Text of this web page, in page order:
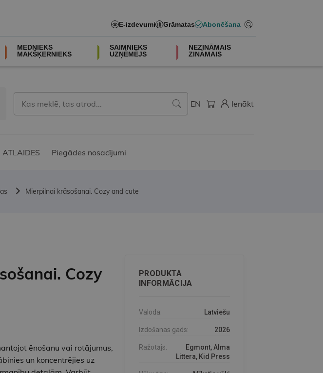
E-izdevumi Grāmatas Abonēšana
MEDNIEKS
MAKŠĶERNIEKS
SAIMNIEKS
UZŅĒMĒJS
NEZINĀMAIS
ZINĀMAIS
EN Ienākt
ATLAIDES Piegādes nosacījumi
Mierpilnai krāsošanai. Cozy and cute
Cozy
ēnošanu vai rotājumus,
un koncentrējies uz
PRODUKTA
INFORMĀCIJA
Valoda: Latviešu
Izdošanas gads: 2026
Ražotājs:
Egmont, Alma
Littera, Kid Press